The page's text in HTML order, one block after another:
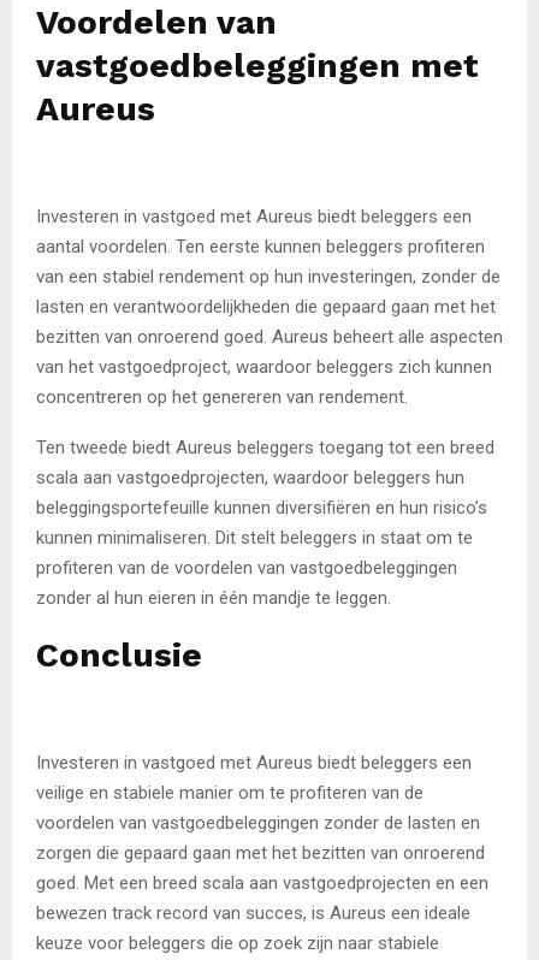
Voordelen van
vastgoedbeleggingen met
Aureus
Investeren in vastgoed met Aureus biedt beleggers een
aantal voordelen. Ten eerste kunnen beleggers profiteren
van een stabiel rendement op hun investeringen, zonder de
lasten en verantwoordelijkheden die gepaard gaan met het
bezitten van onroerend goed. Aureus beheert alle aspecten
van het vastgoedproject, waardoor beleggers zich kunnen
concentreren op het genereren van rendement.
Ten tweede biedt Aureus beleggers toegang tot een breed
scala aan vastgoedprojecten, waardoor beleggers hun
beleggingsportefeuille kunnen diversifiëren en hun risico’s
kunnen minimaliseren. Dit stelt beleggers in staat om te
profiteren van de voordelen van vastgoedbeleggingen
zonder al hun eieren in één mandje te leggen.
Conclusie
Investeren in vastgoed met Aureus biedt beleggers een
veilige en stabiele manier om te profiteren van de
voordelen van vastgoedbeleggingen zonder de lasten en
zorgen die gepaard gaan met het bezitten van onroerend
goed. Met een breed scala aan vastgoedprojecten en een
bewezen track record van succes, is Aureus een ideale
keuze voor beleggers die op zoek zijn naar stabiele